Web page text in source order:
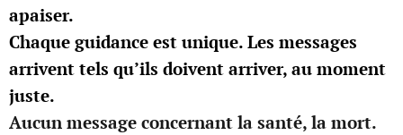
apaiser.
Chaque guidance est unique. Les messages
arrivent tels qu’ils doivent arriver, au moment
juste.
Aucun message concernant la santé, la mort.